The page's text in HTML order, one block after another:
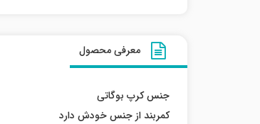
معرفی محصول
جنس کرپ بوگاتی
کمربند از جنس خودش دارد